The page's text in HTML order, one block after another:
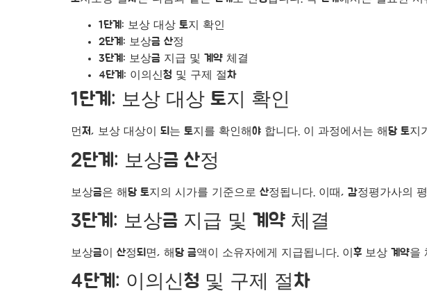
1단계: 보상 대상 토지 확인
2단계: 보상금 산정
3단계: 보상금 지급 및 계약 체결
4단계: 이의신청 및 구제 절차
1단계: 보상 대상 토지 확인
먼저, 보상 대상이 되는 토지를 확인해야 합니다. 이 과정에서는 해당 토
2단계: 보상금 산정
보상금은 해당 토지의 시가를 기준으로 산정됩니다. 이때, 감정평가사의
3단계: 보상금 지급 및 계약 체결
보상금이 산정되면, 해당 금액이 소유자에게 지급됩니다. 이후 보상 계약
4단계: 이의신청 및 구제 절차